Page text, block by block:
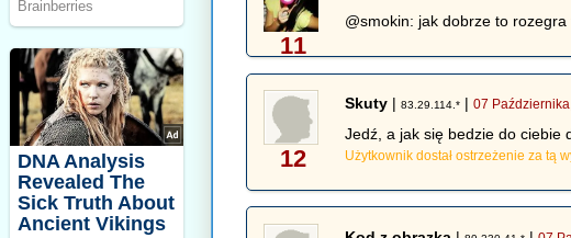
11
@smokin: jak dobrze to
12
Skuty |83.29.114.* |07
Jedź, a jak się bedzie do ciebie
Użytkownik dostał ostrzeżenie za tą